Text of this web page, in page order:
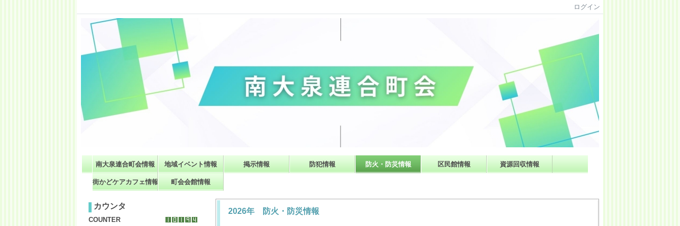
ログイン
南大泉連合町会情報 地域イベント情報 掲示情報 防犯情報 防火・防災情報 区民館情報 資源回収情報
街かどケアカフェ情報 町会会館情報
カウンタ
COUNTER
2026年 防火・防災情報